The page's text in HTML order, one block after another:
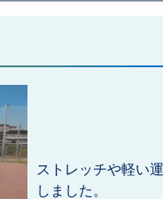
ストレッチや軽い
しました。